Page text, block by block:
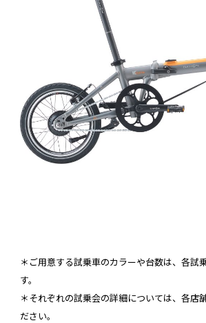
＊ご用意する試乗車のカラーや台数は、各試
す。
＊それぞれの試乗会の詳細については、各店
ださい。